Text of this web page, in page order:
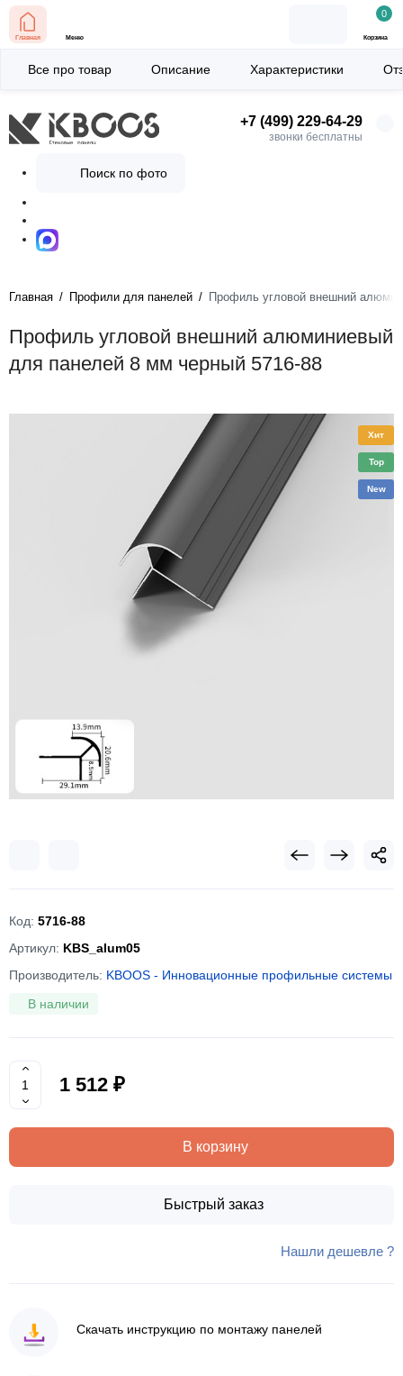
+7 (499) 229-64-29
звонки бесплатны
Поиск по фото
Главная Меню
0
Корзина
Главная Профили для панелей Профиль угловой внешний
Профиль угловой внешний алюминиевый
для панелей 8 мм черный 5716-88
Все про товар Описание Характеристики
Хит
Top
New
Код: 5716-88
Артикул: KBS_alum05
Производитель: KBOOS - Инновационные профильные системы
В наличии
1 512 ₽
В корзину
Быстрый заказ
Нашли дешевле ?
Скачать инструкцию по монтажу панелей